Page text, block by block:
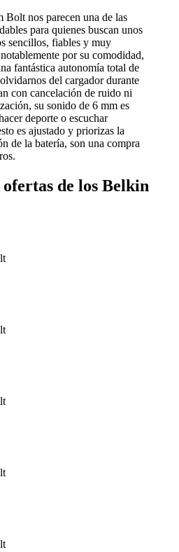
nos parecen una de las
para quienes buscan unos
sencillos, fiables y muy
por su comodidad,
fantástica autonomía total de
del cargador durante
con cancelación de ruido ni
su sonido de 6 mm es
deporte o escuchar
es ajustado y priorizas la
de la batería, son una compra
de los Belkin